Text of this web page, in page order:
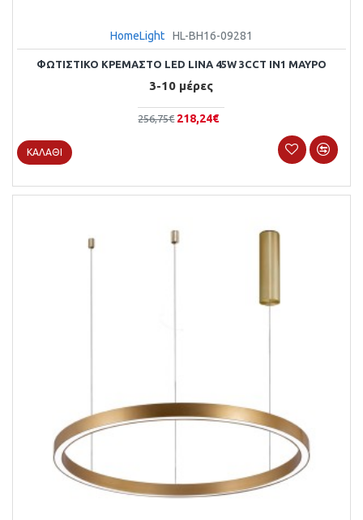
HomeLight HL-BH16-09281
ΦΩΤΙΣΤΙΚΌ ΚΡΕΜΑΣΤΌ LED LINA 45W 3CCT IN1 ΜΑΎΡΟ
3-10 μέρες
256,75€ 218,24€
ΚΑΛΆΘΙ